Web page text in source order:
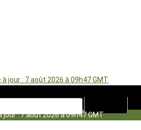
à jour : 7 août 2026 à 09h47 GMT
jour : 7 août 2026 à 09h47 GMT